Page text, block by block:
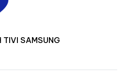
TIVI SAMSUNG